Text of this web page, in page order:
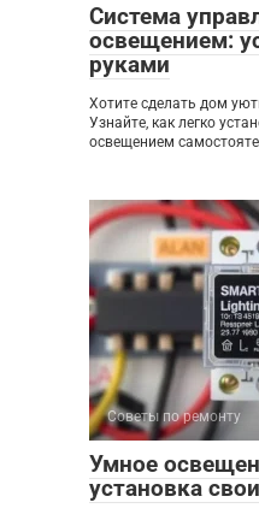
Система
освещением:
руками
Хотите сделать дом
Узнайте, как легко
освещением
Советы по ремонту
Умное
установка